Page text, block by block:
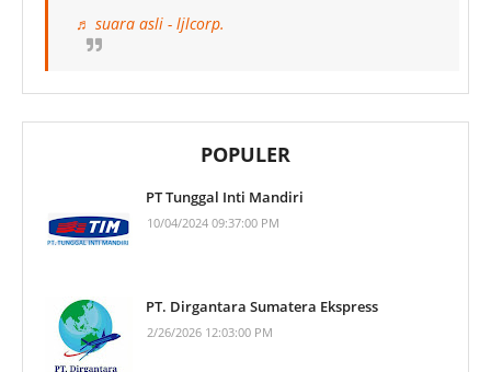
♬ suara asli - ljlcorp.
POPULER
PT Tunggal Inti Mandiri
10/04/2024 09:37:00 PM
PT. Dirgantara Sumatera Ekspress
2/26/2026 12:03:00 PM